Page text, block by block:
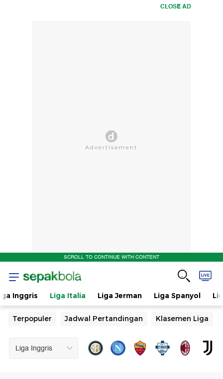
CLOSE AD
SCROLL TO CONTINUE WITH CONTENT
Inggris Liga Italia Liga Jerman Liga Spanyol
Terpopuler Jadwal Pertandingan Klasemen Liga